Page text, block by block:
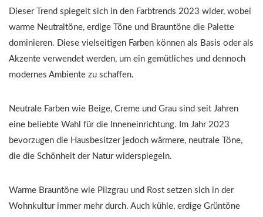
Dieser Trend spiegelt sich in den Farbtrends 2023 wider, wobei
warme Neutraltöne, erdige Töne und Brauntöne die Palette
dominieren. Diese vielseitigen Farben können als Basis oder als
Akzente verwendet werden, um ein gemütliches und dennoch
modernes Ambiente zu schaffen.
Neutrale Farben wie Beige, Creme und Grau sind seit Jahren
eine beliebte Wahl für die Inneneinrichtung. Im Jahr 2023
bevorzugen die Hausbesitzer jedoch wärmere, neutrale Töne,
die die Schönheit der Natur widerspiegeln.
Warme Brauntöne wie Pilzgrau und Rost setzen sich in der
Wohnkultur immer mehr durch. Auch kühle, erdige Grüntöne